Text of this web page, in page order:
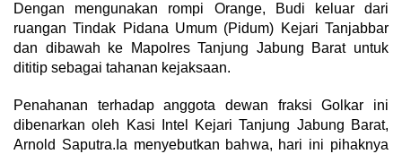
Dengan mengunakan rompi Orange, Budi keluar dari
ruangan Tindak Pidana Umum (Pidum) Kejari Tanjabbar
dan dibawah ke Mapolres Tanjung Jabung Barat untuk
dititip sebagai tahanan kejaksaan.
Penahanan terhadap anggota dewan fraksi Golkar ini
dibenarkan oleh Kasi Intel Kejari Tanjung Jabung Barat,
Arnold Saputra.Ia menyebutkan bahwa, hari ini pihaknya